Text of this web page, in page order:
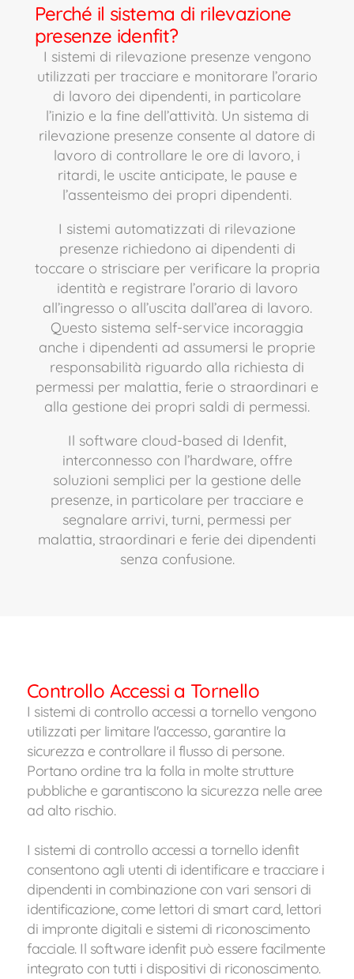
Perché il sistema di rilevazione
presenze idenfit?
I sistemi di rilevazione presenze vengono
utilizzati per tracciare e monitorare l’orario
di lavoro dei dipendenti, in particolare
l’inizio e la fine dell’attività. Un sistema di
rilevazione presenze consente al datore di
lavoro di controllare le ore di lavoro, i
ritardi, le uscite anticipate, le pause e
l’assenteismo dei propri dipendenti.
I sistemi automatizzati di rilevazione
presenze richiedono ai dipendenti di
toccare o strisciare per verificare la propria
identità e registrare l’orario di lavoro
all’ingresso o all’uscita dall’area di lavoro.
Questo sistema self-service incoraggia
anche i dipendenti ad assumersi le proprie
responsabilità riguardo alla richiesta di
permessi per malattia, ferie o straordinari e
alla gestione dei propri saldi di permessi.
Il software cloud-based di Idenfit,
interconnesso con l’hardware, offre
soluzioni semplici per la gestione delle
presenze, in particolare per tracciare e
segnalare arrivi, turni, permessi per
malattia, straordinari e ferie dei dipendenti
senza confusione.
Controllo Accessi a Tornello
I sistemi di controllo accessi a tornello vengono
utilizzati per limitare l'accesso, garantire la
sicurezza e controllare il flusso di persone.
Portano ordine tra la folla in molte strutture
pubbliche e garantiscono la sicurezza nelle aree
ad alto rischio.
I sistemi di controllo accessi a tornello idenfit
consentono agli utenti di identificare e tracciare i
dipendenti in combinazione con vari sensori di
identificazione, come lettori di smart card, lettori
di impronte digitali e sistemi di riconoscimento
facciale. Il software idenfit può essere facilmente
integrato con tutti i dispositivi di riconoscimento.